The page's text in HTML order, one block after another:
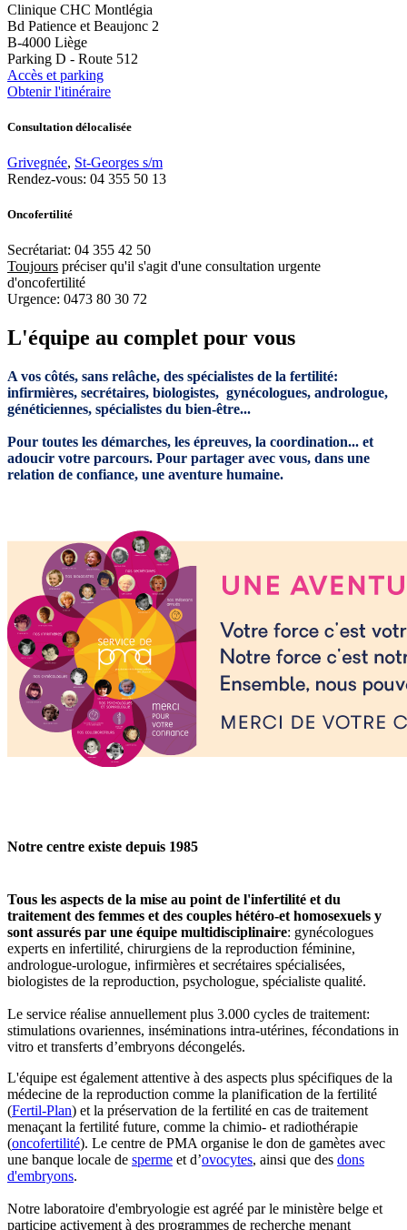
Clinique CHC Montlégia
Bd Patience et Beaujonc 2
B-4000 Liège
Parking D - Route 512
Accès et parking
Obtenir l'itinéraire
Consultation délocalisée
Grivegnée, St-Georges s/m
Rendez-vous: 04 355 50 13
Oncofertilité
Secrétariat: 04 355 42 50
Toujours préciser qu'il s'agit d'une consultation urgente
d'oncofertilité
Urgence: 0473 80 30 72
L'équipe au complet pour vous
A vos côtés, sans relâche, des spécialistes de la fertilité:
infirmières, secrétaires, biologistes, gynécologues, andrologue,
généticiennes, spécialistes du bien-être...
Pour toutes les démarches, les épreuves, la coordination... et
adoucir votre parcours. Pour partager avec vous, dans une
relation de confiance, une aventure humaine.
Notre centre existe depuis 1985
Tous les aspects de la mise au point de l'infertilité et du
traitement des femmes et des couples hétéro-et homosexuels y
sont assurés par une équipe multidisciplinaire: gynécologues
experts en infertilité, chirurgiens de la reproduction féminine,
andrologue-urologue, infirmières et secrétaires spécialisées,
biologistes de la reproduction, psychologue, spécialiste qualité.
Le service réalise annuellement plus 3.000 cycles de traitement:
stimulations ovariennes, inséminations intra-utérines, fécondations in
vitro et transferts d’embryons décongelés.
L'équipe est également attentive à des aspects plus spécifiques de la
médecine de la reproduction comme la planification de la fertilité
(Fertil-Plan) et la préservation de la fertilité en cas de traitement
menaçant la fertilité future, comme la chimio- et radiothérapie
(oncofertilité). Le centre de PMA organise le don de gamètes avec
une banque locale de sperme et d’ovocytes, ainsi que des dons
d'embryons.
Notre laboratoire d'embryologie est agréé par le ministère belge et
participe activement à des programmes de recherche menant